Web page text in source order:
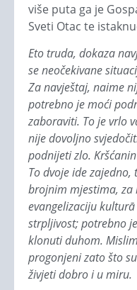
više puta ga je
Sveti Otac te
Eto truda, dokaza
se neočekivane
Za navještaj, naime
potrebno je moći
zaboraviti. To je vrlo
nije dovoljno
podnijeti zlo.
To dvoje ide
brojnim mjestima,
evangelizaciju
strpljivost; potrebno
klonuti duhom.
progonjeni zato što
živjeti dobro i u miru.